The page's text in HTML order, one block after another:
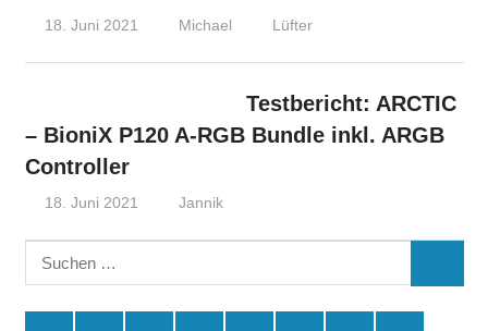
18. Juni 2021 Michael Lüfter
Testbericht: ARCTIC
– BioniX P120 A-RGB Bundle inkl. ARGB
Controller
18. Juni 2021 Jannik
Suchen
nach: